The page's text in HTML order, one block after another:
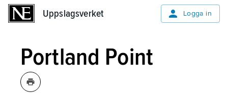
Uppslagsverket Logga in
Portland Point